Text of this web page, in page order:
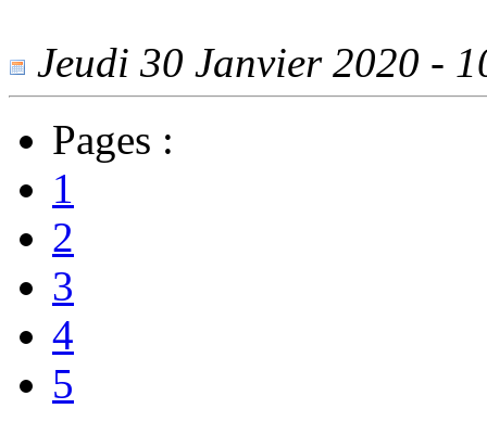
Jeudi 30 Janvier 2020 -
Pages :
1
2
3
4
5